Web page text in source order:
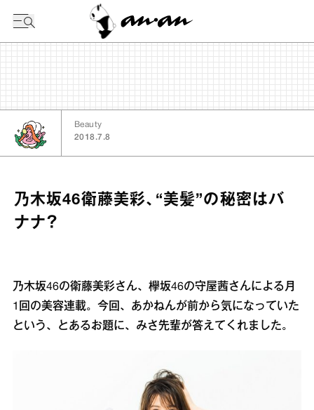
Beauty
2018.7.8
乃木坂46衛藤美彩、“美髪”の秘密はバ
ナナ？
乃木坂46の衛藤美彩さん、欅坂46の守屋茜さんによる月
1回の美容連載。今回、あかねんが前から気になっていた
という、とあるお題に、みさ先輩が答えてくれました。